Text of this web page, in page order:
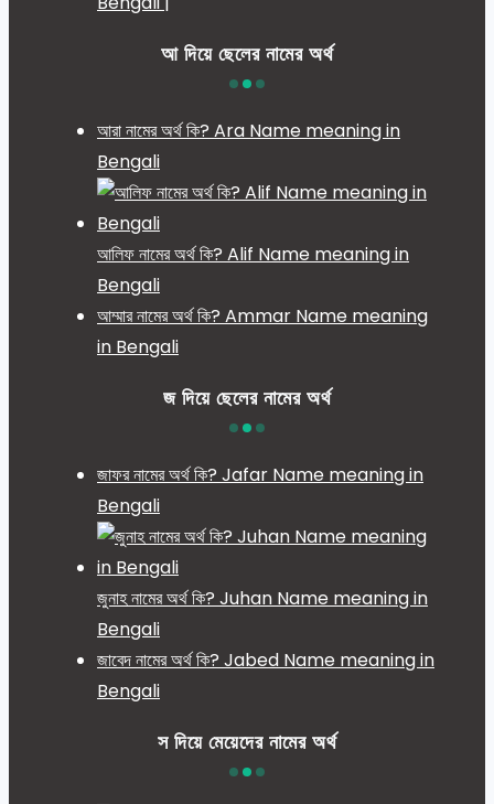
আ দিয়ে ছেলের নামের অর্থ
আরা নামের অর্থ কি? Ara Name meaning in
Bengali
আলিফ নামের অর্থ কি? Alif Name meaning in
Bengali
আম্মার নামের অর্থ কি? Ammar Name meaning
in Bengali
জ দিয়ে ছেলের নামের অর্থ
জাফর নামের অর্থ কি? Jafar Name meaning in
Bengali
জুনাহ নামের অর্থ কি? Juhan Name meaning in
Bengali
জাবেদ নামের অর্থ কি? Jabed Name meaning in
Bengali
স দিয়ে মেয়েদের নামের অর্থ